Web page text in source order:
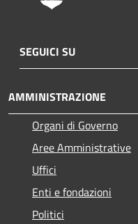
SEGUICI SU
AMMINISTRAZIONE
Organi di Governo
Aree Amministrative
Uffici
Enti e fondazioni
Politici